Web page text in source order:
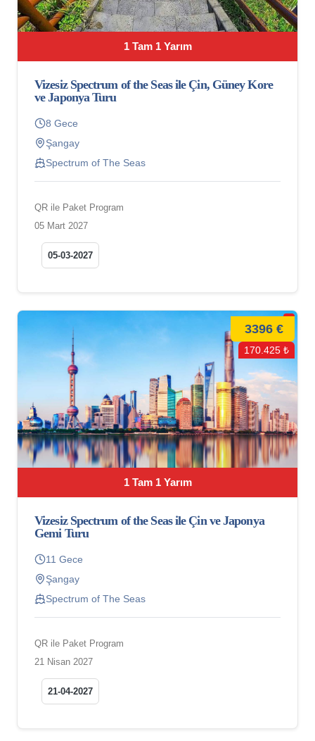
1 Tam 1 Yarım
Vizesiz Spectrum of the Seas ile Çin, Güney Kore
ve Japonya Turu
8 Gece
Şangay
Spectrum of The Seas
QR ile Paket Program
05 Mart 2027
05-03-2027
1 Tam 1 Yarım
3396 €
170.425 ₺
Vizesiz Spectrum of the Seas ile Çin ve Japonya
Gemi Turu
11 Gece
Şangay
Spectrum of The Seas
QR ile Paket Program
21 Nisan 2027
21-04-2027